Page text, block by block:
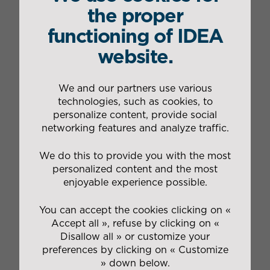
ses premiers m3 de biométhane dans le réseau de
gaz naturel de GRDF. Sur une année entière, 1 900
foyers vont être alimentés en gaz vert à Montoir-de-
L’EMPREINTE CARBONE EN BONNE VOIE DE
RÉDUCTION
Dans l’objectif de réduire son empreinte carbone de
the proper
functioning of IDEA
website.
We and our partners use various
technologies, such as cookies, to
personalize content, provide social
networking features and analyze traffic.
We do this to provide you with the most
personalized content and the most
enjoyable experience possible.
You can accept the cookies clicking on «
Accept all », refuse by clicking on «
Disallow all » or customize your
preferences by clicking on « Customize
» down below.